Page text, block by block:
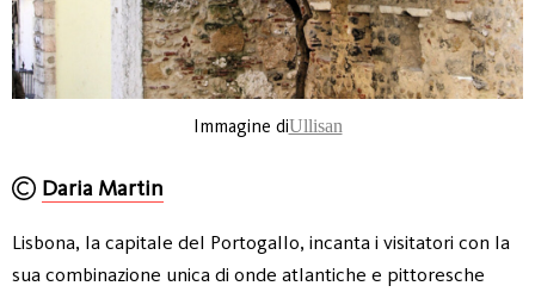
Immagine diUllisan
Daria Martin
Lisbona, la capitale del Portogallo, incanta i visitatori con la
sua combinazione unica di onde atlantiche e pittoresche